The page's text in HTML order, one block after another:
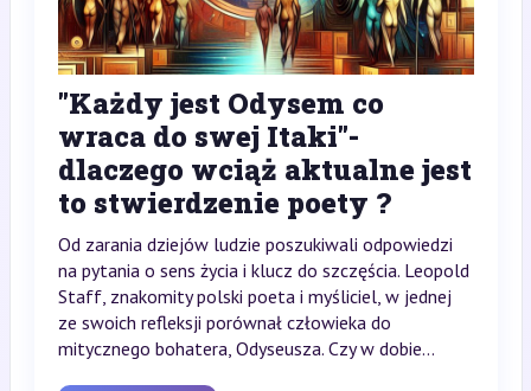
"Każdy jest Odysem co
wraca do swej Itaki"-
dlaczego wciąż aktualne jest
to stwierdzenie poety ?
Od zarania dziejów ludzie poszukiwali odpowiedzi
na pytania o sens życia i klucz do szczęścia. Leopold
Staff, znakomity polski poeta i myśliciel, w jednej
ze swoich refleksji porównał człowieka do
mitycznego bohatera, Odyseusza. Czy w dobie...